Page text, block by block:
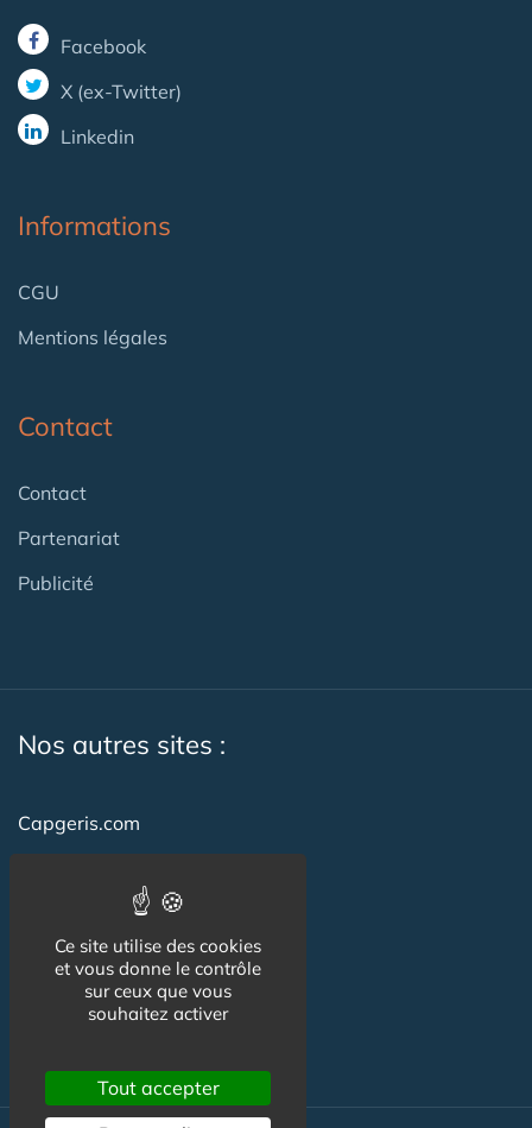
Facebook
X (ex-Twitter)
Linkedin
Informations
CGU
Mentions légales
Contact
Contact
Partenariat
Publicité
Nos autres sites :
Capgeris.com
Emploi-formation-sante.com
Seniorissimmo.com
Creche-et-naissance.com
Ce site utilise des cookies
et vous donne le contrôle
sur ceux que vous
souhaitez activer
Tout accepter